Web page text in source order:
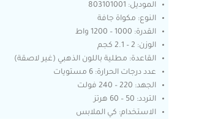
الموديل: 803101001
النوع: مكواة جافة
القدرة: 1000 – 1200 واط
الوزن: 2 – 2.1 كجم
القاعدة: مطلية باللون الذهبي (غير لاصقة)
عدد درجات الحرارة: 6 مستويات
الجهد: 220 – 240 فولت
التردد: 50 – 60 هرتز
الاستخدام: كي الملابس